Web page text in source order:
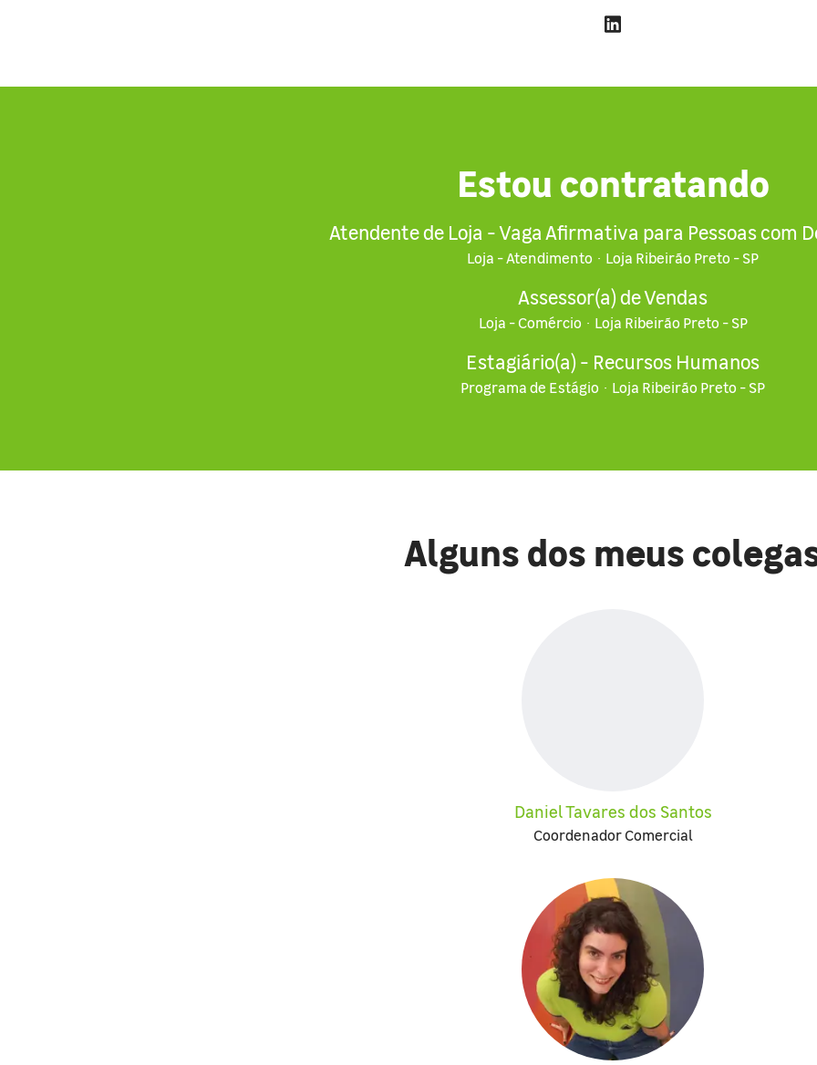
Estou contratando
Atendente de Loja - Vaga Afirmativa para Pessoas com
Loja - Atendimento · Loja Ribeirão Preto - SP
Assessor(a) de Vendas
Loja - Comércio · Loja Ribeirão Preto - SP
Estagiário(a) - Recursos Humanos
Programa de Estágio · Loja Ribeirão Preto - SP
Alguns dos meus
Daniel Tavares dos Santos
Coordenador Comercial